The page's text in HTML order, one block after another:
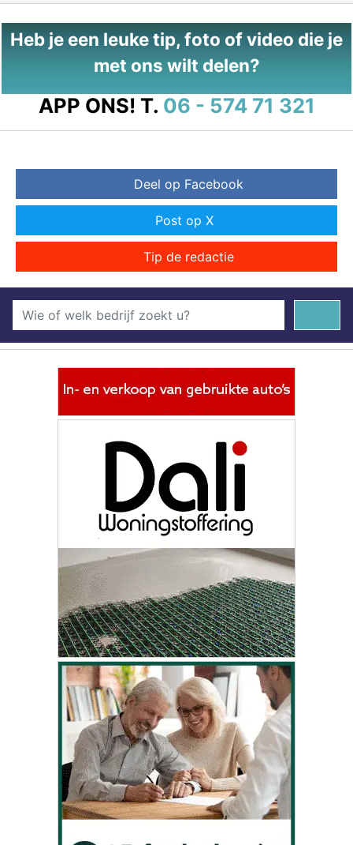
Heb je een leuke tip, foto of video die je
met ons wilt delen?
APP ONS! T. 06 - 574 71 321
Deel op Facebook
Post op X
Tip de redactie